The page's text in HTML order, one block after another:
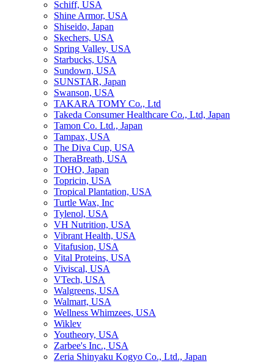
Schiff, USA
Shine Armor, USA
Shiseido, Japan
Skechers, USA
Spring Valley, USA
Starbucks, USA
Sundown, USA
SUNSTAR, Japan
Swanson, USA
TAKARA TOMY Co., Ltd
Takeda Consumer Healthcare Co., Ltd, Japan
Tamon Co. Ltd., Japan
Tampax, USA
The Diva Cup, USA
TheraBreath, USA
TOHO, Japan
Topricin, USA
Tropical Plantation, USA
Turtle Wax, Inc
Tylenol, USA
VH Nutrition, USA
Vibrant Health, USA
Vitafusion, USA
Vital Proteins, USA
Viviscal, USA
VTech, USA
Walgreens, USA
Walmart, USA
Wellness Whimzees, USA
Wiklev
Youtheory, USA
Zarbee's Inc., USA
Zeria Shinyaku Kogyo Co., Ltd., Japan